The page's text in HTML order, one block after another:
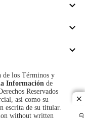
de los Términos y
Información de
Reservados
así como su
escrita de su titular.
without written